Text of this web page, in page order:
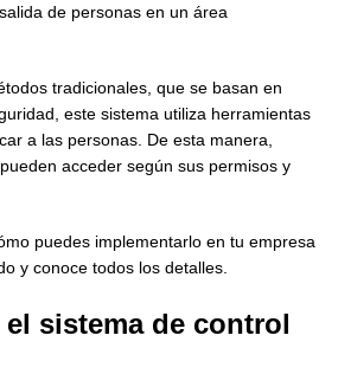
de personas en un área
tradicionales, que se basan en
este sistema utiliza herramientas
a las personas. De esta manera,
acceder según sus permisos y
puedes implementarlo en tu empresa
y conoce todos los detalles.
sistema de control